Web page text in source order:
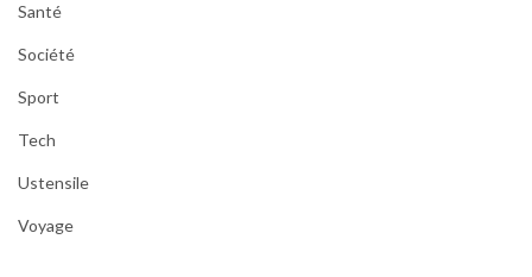
Santé
Société
Sport
Tech
Ustensile
Voyage